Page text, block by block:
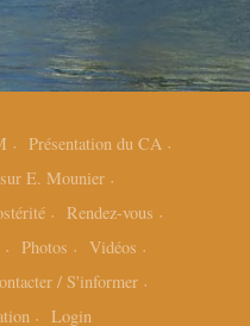
Présentation du CA
E. Mounier
Rendez-vous
Photos
Vidéos
/ S'informer
Login